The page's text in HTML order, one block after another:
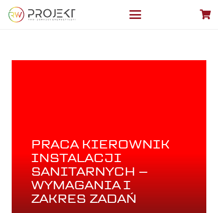
PRACA KIEROWNIK
INSTALACJI
SANITARNYCH –
WYMAGANIA I
ZAKRES ZADAŃ